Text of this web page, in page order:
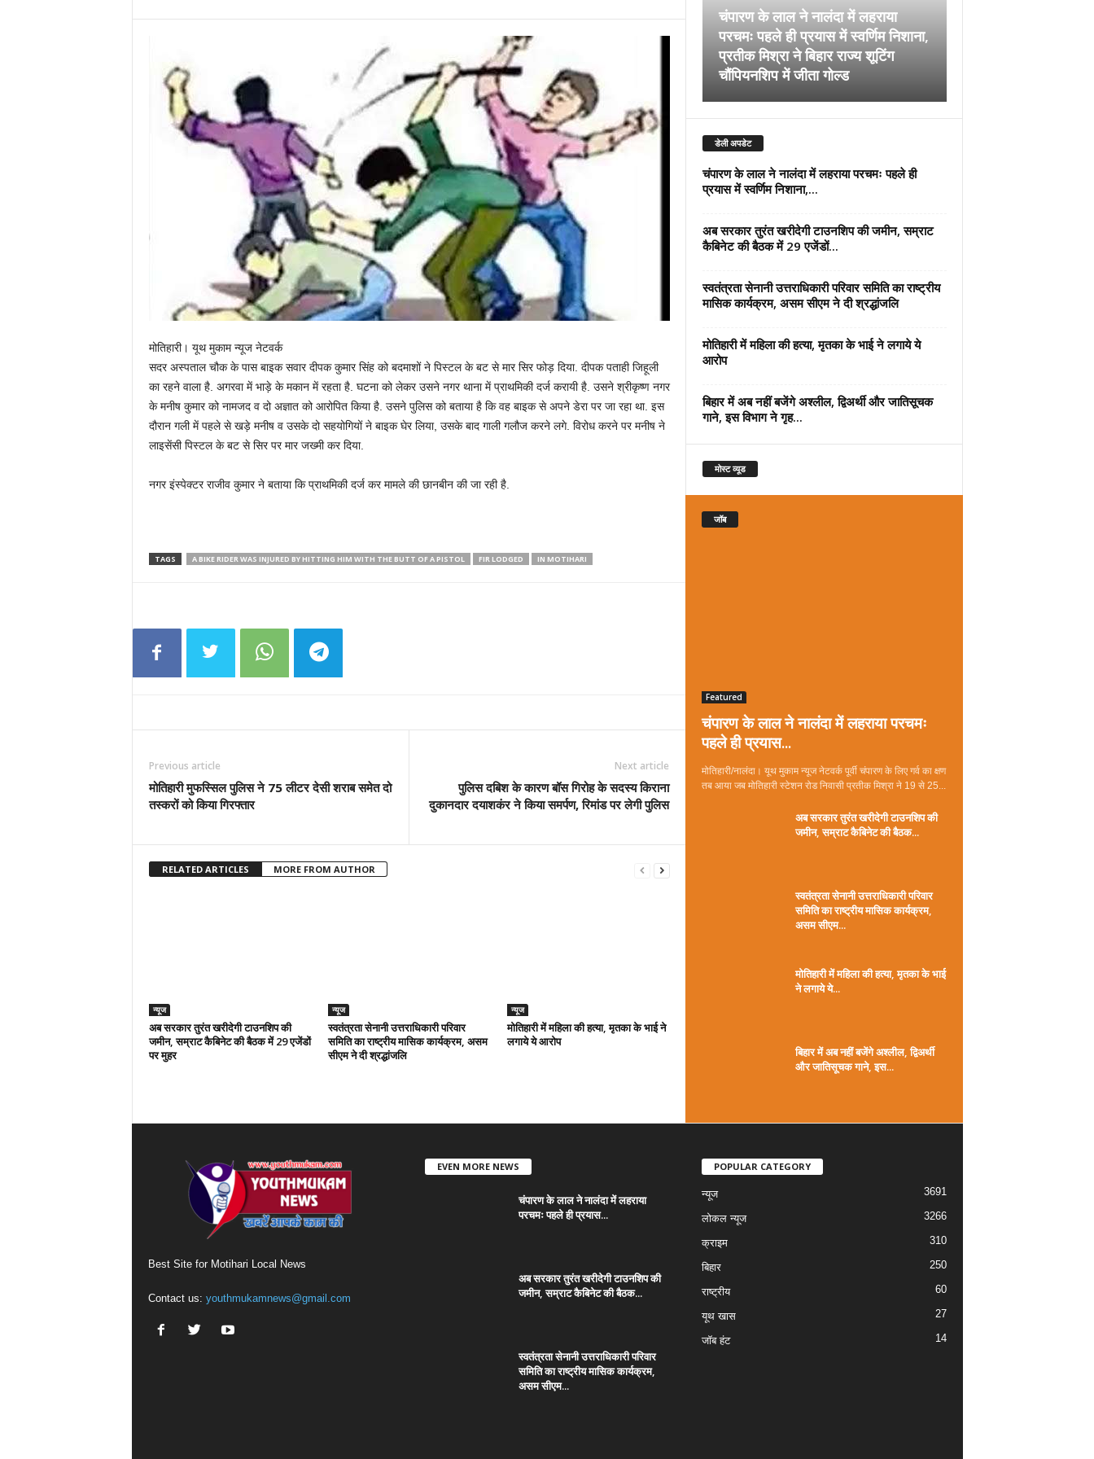
मोतिहारी। यूथ मुकाम न्यूज नेटवर्क
सदर अस्पताल चौक के पास बाइक सवार दीपक कुमार सिंह को बदमाशों ने पिस्टल के बट से मार सिर फोड़ दिया. दीपक पताही जिहूली
का रहने वाला है. अगरवा में भाड़े के मकान में रहता है. घटना को लेकर उसने नगर थाना में प्राथमिकी दर्ज करायी है. उसने श्रीकृष्ण नगर
के मनीष कुमार को नामजद व दो अज्ञात को आरोपित किया है. उसने पुलिस को बताया है कि वह बाइक से अपने डेरा पर जा रहा था. इस
दौरान गली में पहले से खड़े मनीष व उसके दो सहयोगियों ने बाइक घेर लिया, उसके बाद गाली गलौज करने लगे. विरोध करने पर मनीष ने
लाइसेंसी पिस्टल के बट से सिर पर मार जख्मी कर दिया.
नगर इंस्पेक्टर राजीव कुमार ने बताया कि प्राथमिकी दर्ज कर मामले की छानबीन की जा रही है.
TAGS A BIKE RIDER WAS INJURED BY HITTING HIM WITH THE BUTT OF A PISTOL FIR LODGED IN MOTIHARI
Previous article
मोतिहारी मुफस्सिल पुलिस ने 75 लीटर देसी शराब समेत दो
तस्करों को किया गिरफ्तार
Next article
पुलिस दबिश के कारण बॉस गिरोह के सदस्य किराना
दुकानदार दयाशकंर ने किया समर्पण, रिमांड पर लेगी पुलिस
RELATED ARTICLES MORE FROM AUTHOR
न्यूज
अब सरकार तुरंत खरीदेगी टाउनशिप की
जमीन, सम्राट कैबिनेट की बैठक में 29 एजेंडों
पर मुहर
न्यूज
स्वतंत्रता सेनानी उत्तराधिकारी परिवार
समिति का राष्ट्रीय मासिक कार्यक्रम, असम
सीएम ने दी श्रद्धांजलि
न्यूज
मोतिहारी में महिला की हत्या, मृतका के भाई ने
लगाये ये आरोप
चंपारण के लाल ने नालंदा में लहराया
परचमः पहले ही प्रयास में स्वर्णिम निशाना,
प्रतीक मिश्रा ने बिहार राज्य शूटिंग
चौंपियनशिप में जीता गोल्ड
डेली अपडेट
चंपारण के लाल ने नालंदा में लहराया परचमः पहले ही
प्रयास में स्वर्णिम निशाना,...
अब सरकार तुरंत खरीदेगी टाउनशिप की जमीन, सम्राट
कैबिनेट की बैठक में 29 एजेंडों...
स्वतंत्रता सेनानी उत्तराधिकारी परिवार समिति का राष्ट्रीय
मासिक कार्यक्रम, असम सीएम ने दी श्रद्धांजलि
मोतिहारी में महिला की हत्या, मृतका के भाई ने लगाये ये
आरोप
बिहार में अब नहीं बजेंगे अश्लील, द्विअर्थी और जातिसूचक
गाने, इस विभाग ने गृह...
मोस्ट व्यूड
जॉब
Featured
चंपारण के लाल ने नालंदा में लहराया परचमः
पहले ही प्रयास...
मोतिहारी/नालंदा। यूथ मुकाम न्यूज नेटवर्क पूर्वी चंपारण के लिए गर्व का क्षण
तब आया जब मोतिहारी स्टेशन रोड निवासी प्रतीक मिश्रा ने 19 से 25...
अब सरकार तुरंत खरीदेगी टाउनशिप की
जमीन, सम्राट कैबिनेट की बैठक...
स्वतंत्रता सेनानी उत्तराधिकारी परिवार
समिति का राष्ट्रीय मासिक कार्यक्रम,
असम सीएम...
मोतिहारी में महिला की हत्या, मृतका के भाई
ने लगाये ये...
बिहार में अब नहीं बजेंगे अश्लील, द्विअर्थी
और जातिसूचक गाने, इस...
Best Site for Motihari Local News
Contact us: youthmukamnews@gmail.com
EVEN MORE NEWS
चंपारण के लाल ने नालंदा में लहराया
परचमः पहले ही प्रयास...
अब सरकार तुरंत खरीदेगी टाउनशिप की
जमीन, सम्राट कैबिनेट की बैठक...
स्वतंत्रता सेनानी उत्तराधिकारी परिवार
समिति का राष्ट्रीय मासिक कार्यक्रम,
असम सीएम...
POPULAR CATEGORY
न्यूज 3691
लोकल न्यूज 3266
क्राइम 310
बिहार 250
राष्ट्रीय 60
यूथ खास 27
जॉब हंट 14